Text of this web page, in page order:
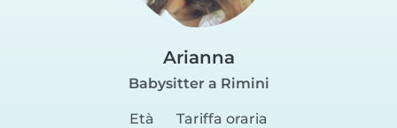
Arianna
Babysitter a Rimini
Età
Tariffa oraria